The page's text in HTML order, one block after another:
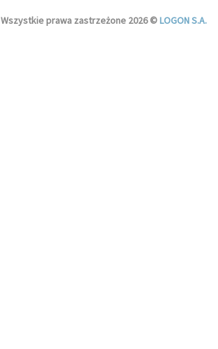
Wszystkie prawa zastrzeżone 2026 ©LOGON S.A.